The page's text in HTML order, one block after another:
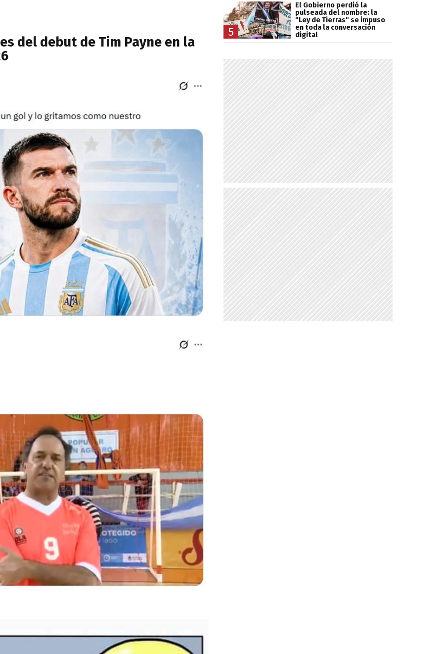
del debut de Tim Payne en la
5
El Gobierno perdió la
pulseada del nombre: la
"Ley de Tierras" se impuso
en toda la conversación
digital